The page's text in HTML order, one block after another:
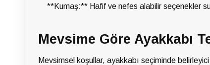
**Kumaş:** Hafif ve nefes alabilir seçenekler
Mevsime Göre Ayakkabı
Mevsimsel koşullar, ayakkabı seçiminde